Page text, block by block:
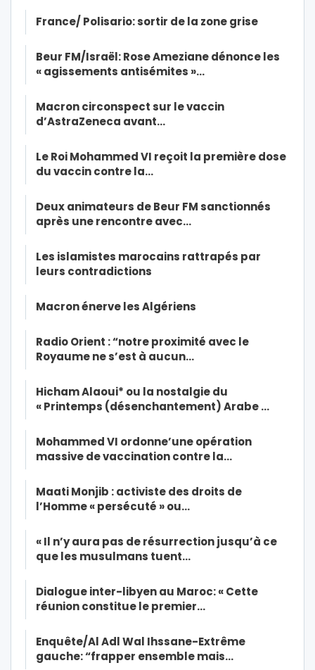
France/ Polisario: sortir de la zone grise
Beur FM/Israël: Rose Ameziane dénonce les
« agissements antisémites »…
Macron circonspect sur le vaccin
d’AstraZeneca avant…
Le Roi Mohammed VI reçoit la première dose
du vaccin contre la…
Deux animateurs de Beur FM sanctionnés
après une rencontre avec…
Les islamistes marocains rattrapés par
leurs contradictions
Macron énerve les Algériens
Radio Orient : “notre proximité avec le
Royaume ne s’est à aucun…
Hicham Alaoui* ou la nostalgie du
« Printemps (désenchantement) Arabe …
Mohammed VI ordonne’une opération
massive de vaccination contre la…
Maati Monjib : activiste des droits de
l’Homme « persécuté » ou…
« Il n’y aura pas de résurrection jusqu’à ce
que les musulmans tuent…
Dialogue inter-libyen au Maroc: « Cette
réunion constitue le premier…
Enquête/Al Adl Wal Ihssane-Extrême
gauche: “frapper ensemble mais…